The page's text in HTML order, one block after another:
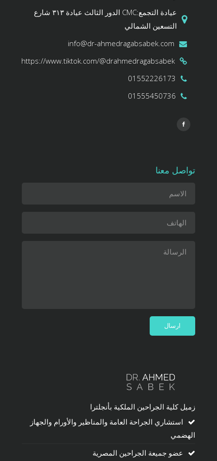
عيادة التجمع:CMC الدور الثالث عيادة ٣١٣ شارع
التسعين الشمالي
info@dr-ahmedragabsabek.com
https://www.tiktok.com/@drahmedragabsabek
01552226173
01555450736
تواصل معنا
زميل كلية الجراحين الملكية بأنجلترا
استشاري الجراحة العامة والمناظير والأورام والجهاز
الهضمي
عضو جميعة الجراحين المصرية